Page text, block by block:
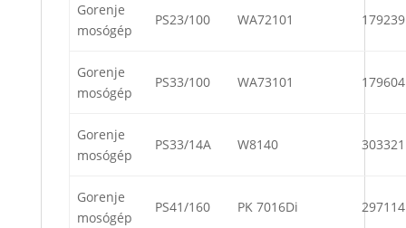
Gorenje
mosógép
PS23/100 WA72101 179239
Gorenje
mosógép
PS33/100 WA73101 179604
Gorenje
mosógép
PS33/14A W8140 303321
Gorenje
mosógép
PS41/160 PK 7016Di 297114